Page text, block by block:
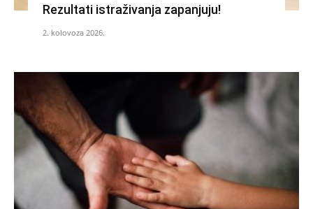
Rezultati istraživanja zapanjuju!
2. kolovoza 2026.